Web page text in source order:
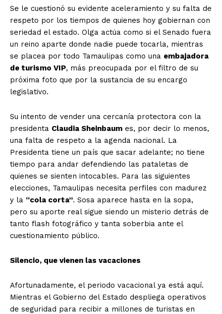
Se le cuestionó su evidente aceleramiento y su falta de
respeto por los tiempos de quienes hoy gobiernan con
seriedad el estado. Olga actúa como si el Senado fuera
un reino aparte donde nadie puede tocarla, mientras
se placea por todo Tamaulipas como una embajadora
de turismo VIP, más preocupada por el filtro de su
próxima foto que por la sustancia de su encargo
legislativo.
Su intento de vender una cercanía protectora con la
presidenta Claudia Sheinbaum es, por decir lo menos,
una falta de respeto a la agenda nacional. La
Presidenta tiene un país que sacar adelante; no tiene
tiempo para andar defendiendo las pataletas de
quienes se sienten intocables. Para las siguientes
elecciones, Tamaulipas necesita perfiles con madurez
y la “cola corta”. Sosa aparece hasta en la sopa,
pero su aporte real sigue siendo un misterio detrás de
tanto flash fotográfico y tanta soberbia ante el
cuestionamiento público.
Silencio, que vienen las vacaciones
Afortunadamente, el periodo vacacional ya está aquí.
Mientras el Gobierno del Estado despliega operativos
de seguridad para recibir a millones de turistas en